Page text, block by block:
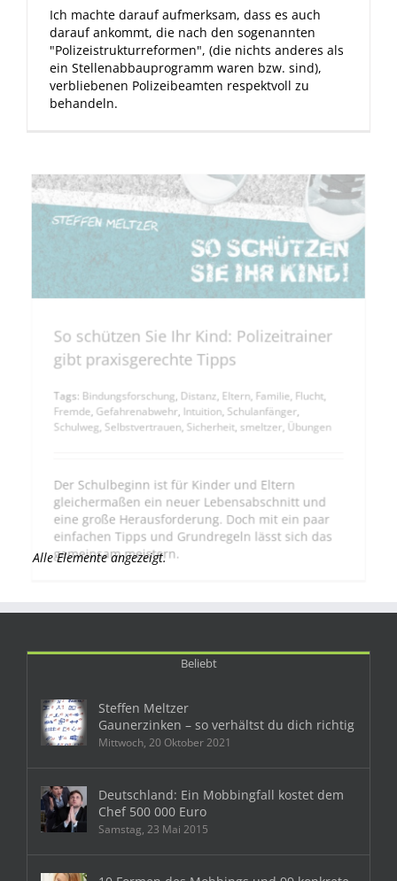
Ich machte darauf aufmerksam, dass es auch
darauf ankommt, die nach den sogenannten
"Polizeistrukturreformen", (die nichts anderes als
ein Stellenabbauprogramm waren bzw. sind),
verbliebenen Polizeibeamten respektvoll zu
behandeln.
So schützen Sie Ihr Kind: Polizeitrainer
gibt praxisgerechte Tipps
Tags: Bindungsforschung, Distanz, Eltern,Familie ,Flucht
Fremde, Gefahrenabwehr, Intuition, Schulanfänger
Schulweg, Selbstvertrauen, Sicherheit, smeltzer ,Übungen
Der Schulbeginn ist für Kinder und Eltern
gleichermaßen ein neuer Lebensabschnitt und
eine große Herausforderung. Doch mit ein paar
einfachen Tipps und Grundregeln lässt sich das
gemeinsam meistern.
Zum Anhören: Mein Radiointerview mit